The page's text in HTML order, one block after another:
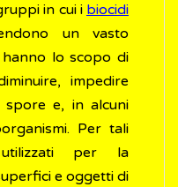
in cui i biocidi
un vasto
lo scopo di
impedire
spore e, in alcuni
Per tali
utilizzati per la
e oggetti di